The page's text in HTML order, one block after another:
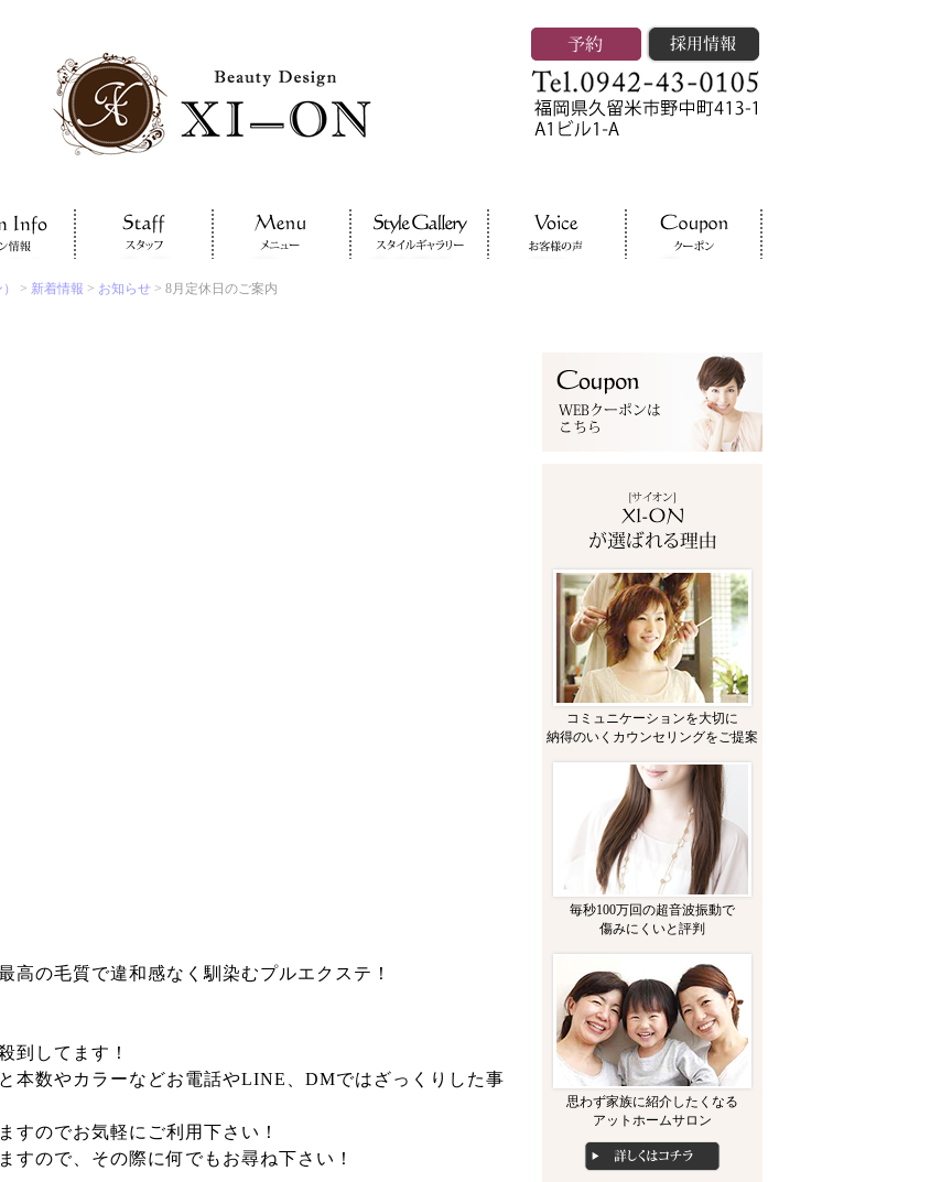
> 新着情報 > お知らせ > 8月定休日のご案内
高の毛質で違和感なく馴染むプルエクステ！
到してます！
本数やカラーなどお電話やLINE、DMではざっくりした事
すのでお気軽にご利用下さい！
すので、その際に何でもお尋ね下さい！
コミュニケーションを大切に
納得のいくカウンセリングをご提案
毎秒100万回の超音波振動で
傷みにくいと評判
思わず家族に紹介したくなる
アットホームサロン